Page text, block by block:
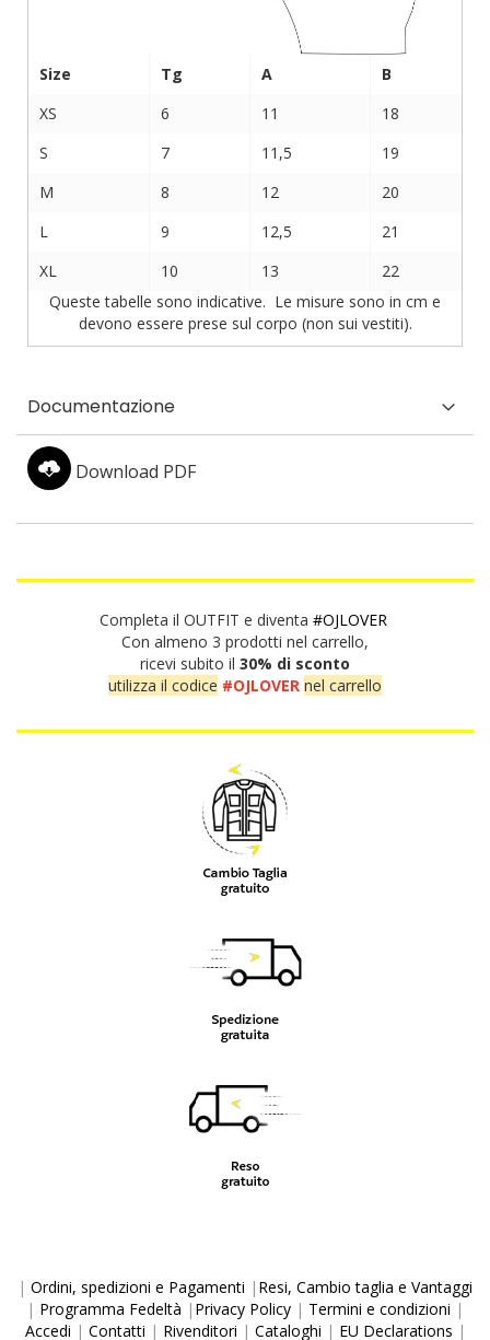
Completa il OUTFIT e diventa #OJLOVER
Con almeno 3 prodotti nel carrello,
ricevi subito il 30% di sconto
utilizza il codice #OJLOVER nel carrello
Size Tg A
B
XS
6 11
18
S
7 11,5
19
M
8 12
20
L
9 12,5
21
XL
10 13
22
Queste tabelle sono indicative. Le misure sono in cm e
devono essere prese sul corpo (non sui vestiti).
Documentazione
Download PDF
| Ordini, spedizioni e Pagamenti | Resi, Cambio taglia e Vantaggi
| Programma Fedeltà | Privacy Policy | Termini e condizioni |
Accedi | Contatti | Rivenditori | Cataloghi | EU Declarations |